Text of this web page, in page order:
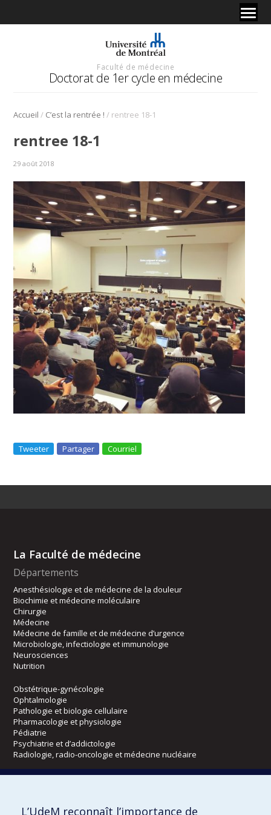
Faculté de médecine
Doctorat de 1er cycle en médecine
Accueil / C’est la rentrée ! / rentree 18-1
rentree 18-1
29 août 2018
Tweeter Partager Courriel
La Faculté de médecine
Départements
Anesthésiologie et de médecine de la douleur
Biochimie et médecine moléculaire
Chirurgie
Médecine
Médecine de famille et de médecine d’urgence
Microbiologie, infectiologie et immunologie
Neurosciences
Nutrition
Obstétrique-gynécologie
Ophtalmologie
Pathologie et biologie cellulaire
Pharmacologie et physiologie
Pédiatrie
Psychiatrie et d’addictologie
Radiologie, radio-oncologie et médecine nucléaire
Kinésiologie et des sciences de l’activité physique
L’UdeM reconnaît l’importance de